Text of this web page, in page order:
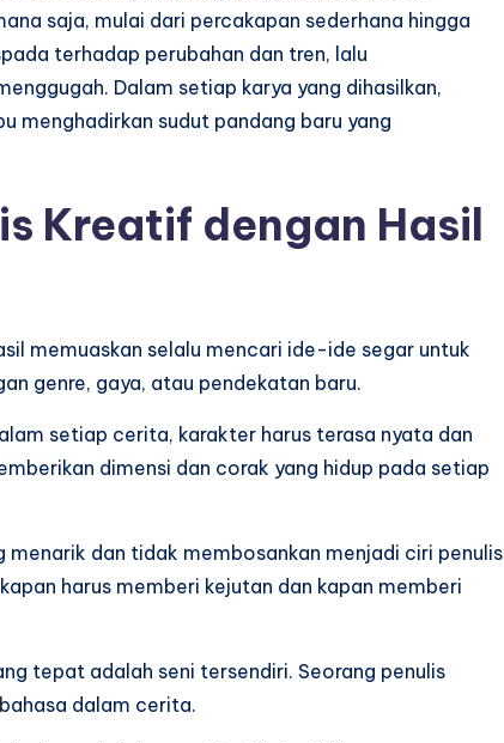
saja, mulai dari percakapan sederhana hingga
terhadap perubahan dan tren, lalu
Dalam setiap karya yang dihasilkan,
menghadirkan sudut pandang baru yang
Kreatif dengan Hasil
memuaskan selalu mencari ide-ide segar untuk
genre, gaya, atau pendekatan baru.
setiap cerita, karakter harus terasa nyata dan
dimensi dan corak yang hidup pada setiap
menarik dan tidak membosankan menjadi ciri penulis
harus memberi kejutan dan kapan memberi
tepat adalah seni tersendiri. Seorang penulis
dalam cerita.